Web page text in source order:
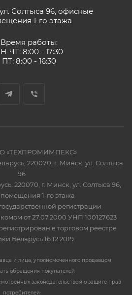
Солтыса 96, офисные
1-го этажа
Время работы:
ЧТ: 8:00 - 17:30
ПТ: 8:00 - 16:30
«ТЕХПРОМИМПЕКС»
220070, г. Минск, ул. Солтыса
96
220070, г. Минск, ул. Солтыса 96,
1-го этажа
регистрации
от 27.07.2000 УНП 100127623
в торговом реестре
Беларусь 16.12.2019
и лица, уполномоченного продавцом
обращения покупателей
законодательством о защите прав
потребителей: